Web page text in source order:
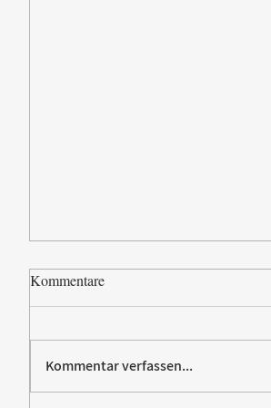
Kommentare
Kommentar verfassen...